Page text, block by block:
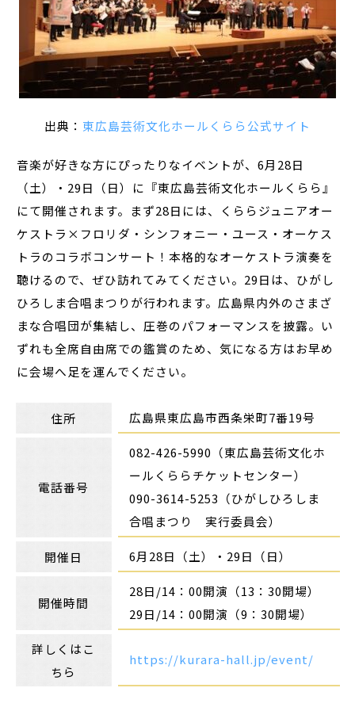
出典： 東広島芸術文化ホールくらら公式サイト
音楽が好きな方にぴったりなイベントが、6月28日
（土）・29日（日）に『東広島芸術文化ホールくらら』
にて開催されます。まず28日には、くららジュニアオー
ケストラ×フロリダ・シンフォニー・ユース・オーケス
トラのコラボコンサート！本格的なオーケストラ演奏を
聴けるので、ぜひ訪れてみてください。29日は、ひがし
ひろしま合唱まつりが行われます。広島県内外のさまざ
まな合唱団が集結し、圧巻のパフォーマンスを披露。い
ずれも全席自由席での鑑賞のため、気になる方はお早め
に会場へ足を運んでください。
住所 広島県東広島市西条栄町7番19号
電話番号
082-426-5990（東広島芸術文化ホ
ールくららチケットセンター）
090-3614-5253（ひがしひろしま
合唱まつり 実行委員会）
開催日 6月28日（土）・29日（日）
開催時間
28日/14：00開演（13：30開場）
29日/14：00開演（9：30開場）
詳しくはこ
ちら
https://kurara-hall.jp/event/